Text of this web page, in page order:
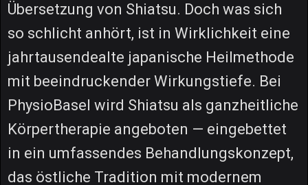
Übersetzung von Shiatsu. Doch was sich
so schlicht anhört, ist in Wirklichkeit eine
jahrtausendealte japanische Heilmethode
mit beeindruckender Wirkungstiefe. Bei
PhysioBasel wird Shiatsu als ganzheitliche
Körpertherapie angeboten — eingebettet
in ein umfassendes Behandlungskonzept,
das östliche Tradition mit modernem